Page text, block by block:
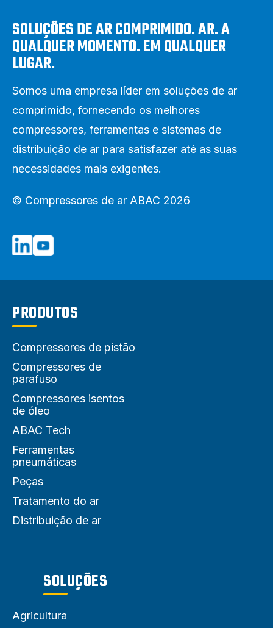
SOLUÇÕES DE AR COMPRIMIDO. AR. A
QUALQUER MOMENTO. EM QUALQUER
LUGAR.
Somos uma empresa líder em soluções de ar
comprimido, fornecendo os melhores
compressores, ferramentas e sistemas de
distribuição de ar para satisfazer até as suas
necessidades mais exigentes.
© Compressores de ar ABAC 2026
PRODUTOS
Compressores de pistão
Compressores de
parafuso
Compressores isentos
de óleo
ABAC Tech
Ferramentas
pneumáticas
Peças
Tratamento do ar
Distribuição de ar
SOLUÇÕES
Agricultura